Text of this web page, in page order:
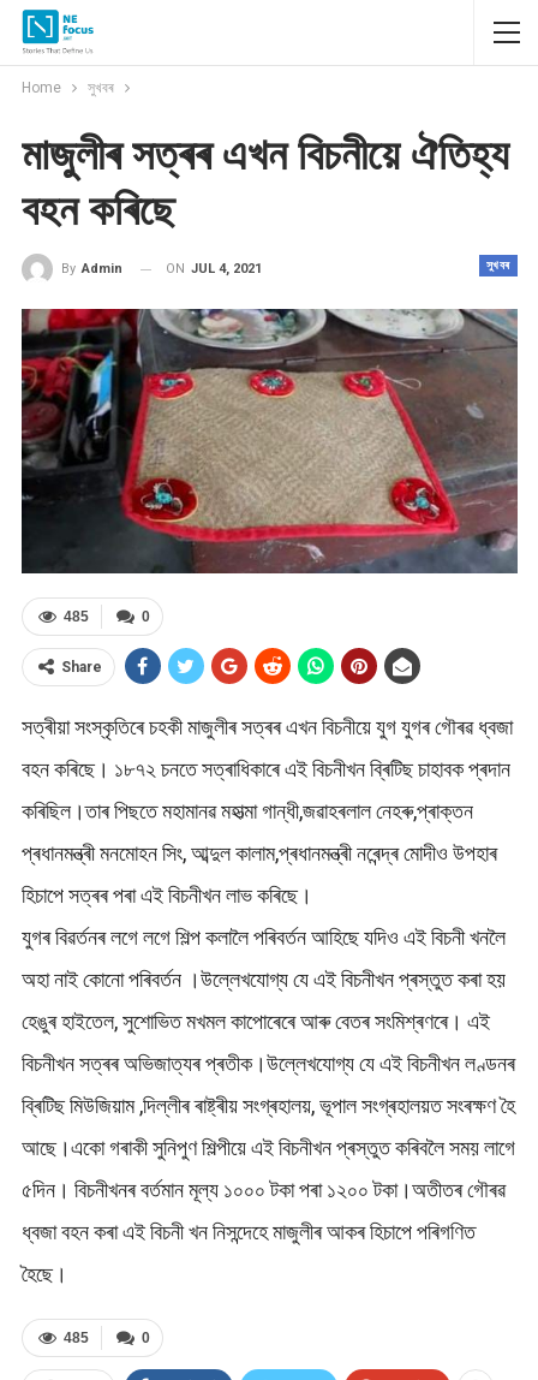
Home সুখবৰ
মাজুলীৰ সত্ৰৰ এখন বিচনীয়ে ঐতিহ্য
বহন কৰিছে
সুখবৰ
By Admin ON JUL 4, 2021
0
485
Share
সত্ৰীয়া সংস্কৃতিৰে চহকী মাজুলীৰ সত্ৰৰ এখন বিচনীয়ে যুগ যুগৰ গৌৰৱ ধ্বজা
বহন কৰিছে। ১৮৭২ চনতে সত্ৰাধিকাৰে এই বিচনীখন ব্ৰিটিছ চাহাবক প্ৰদান
কৰিছিল।তাৰ পিছতে মহামানৱ মহাত্মা গান্ধী,জৱাহৰলাল নেহৰু,প্ৰাক্তন
প্ৰধানমন্ত্ৰী মনমোহন সিং, আব্দুল কালাম,প্ৰধানমন্ত্ৰী নৰেন্দ্ৰ মোদীও উপহাৰ
হিচাপে সত্ৰৰ পৰা এই বিচনীখন লাভ কৰিছে।
যুগৰ বিৱৰ্তনৰ লগে লগে শিল্প কলালৈ পৰিবৰ্তন আহিছে যদিও এই বিচনী খনলৈ
অহা নাই কোনো পৰিবৰ্তন ।উল্লেখযোগ্য যে এই বিচনীখন প্ৰস্তুত কৰা হয়
হেঙুৰ হাইতেল, সুশোভিত মখমল কাপোৰেৰে আৰু বেতৰ সংমিশ্ৰণৰে। এই
বিচনীখন সত্ৰৰ অভিজাত্যৰ প্ৰতীক।উল্লেখযোগ্য যে এই বিচনীখন লণ্ডনৰ
ব্ৰিটিছ মিউজিয়াম ,দিল্লীৰ ৰাষ্ট্ৰীয় সংগ্ৰহালয়, ভূপাল সংগ্ৰহালয়ত সংৰক্ষণ হৈ
আছে।একো গৰাকী সুনিপুণ শিল্পীয়ে এই বিচনীখন প্ৰস্তুত কৰিবলৈ সময় লাগে
৫দিন। বিচনীখনৰ বৰ্তমান মূল্য ১০০০ টকা পৰা ১২০০ টকা।অতীতৰ গৌৰৱ
ধ্বজা বহন কৰা এই বিচনী খন নিসন্দেহে মাজুলীৰ আকৰ হিচাপে পৰিগণিত
হৈছে।
0
485